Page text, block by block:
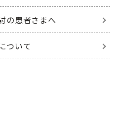
の患者さまへ
ついて